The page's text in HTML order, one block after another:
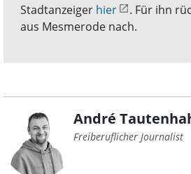
Stadtanzeiger hier
. Für ihn
aus Mesmerode nach.
André
Freiberuflicher Journalist